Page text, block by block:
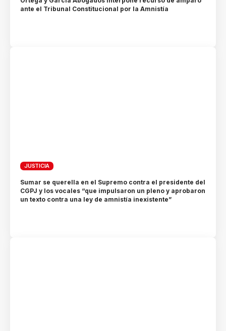
ante el Tribunal Constitucional por la Amnistía
JUSTICIA
Sumar se querella en el Supremo contra el presidente del
CGPJ y los vocales “que impulsaron un pleno y aprobaron
un texto contra una ley de amnistía inexistente”